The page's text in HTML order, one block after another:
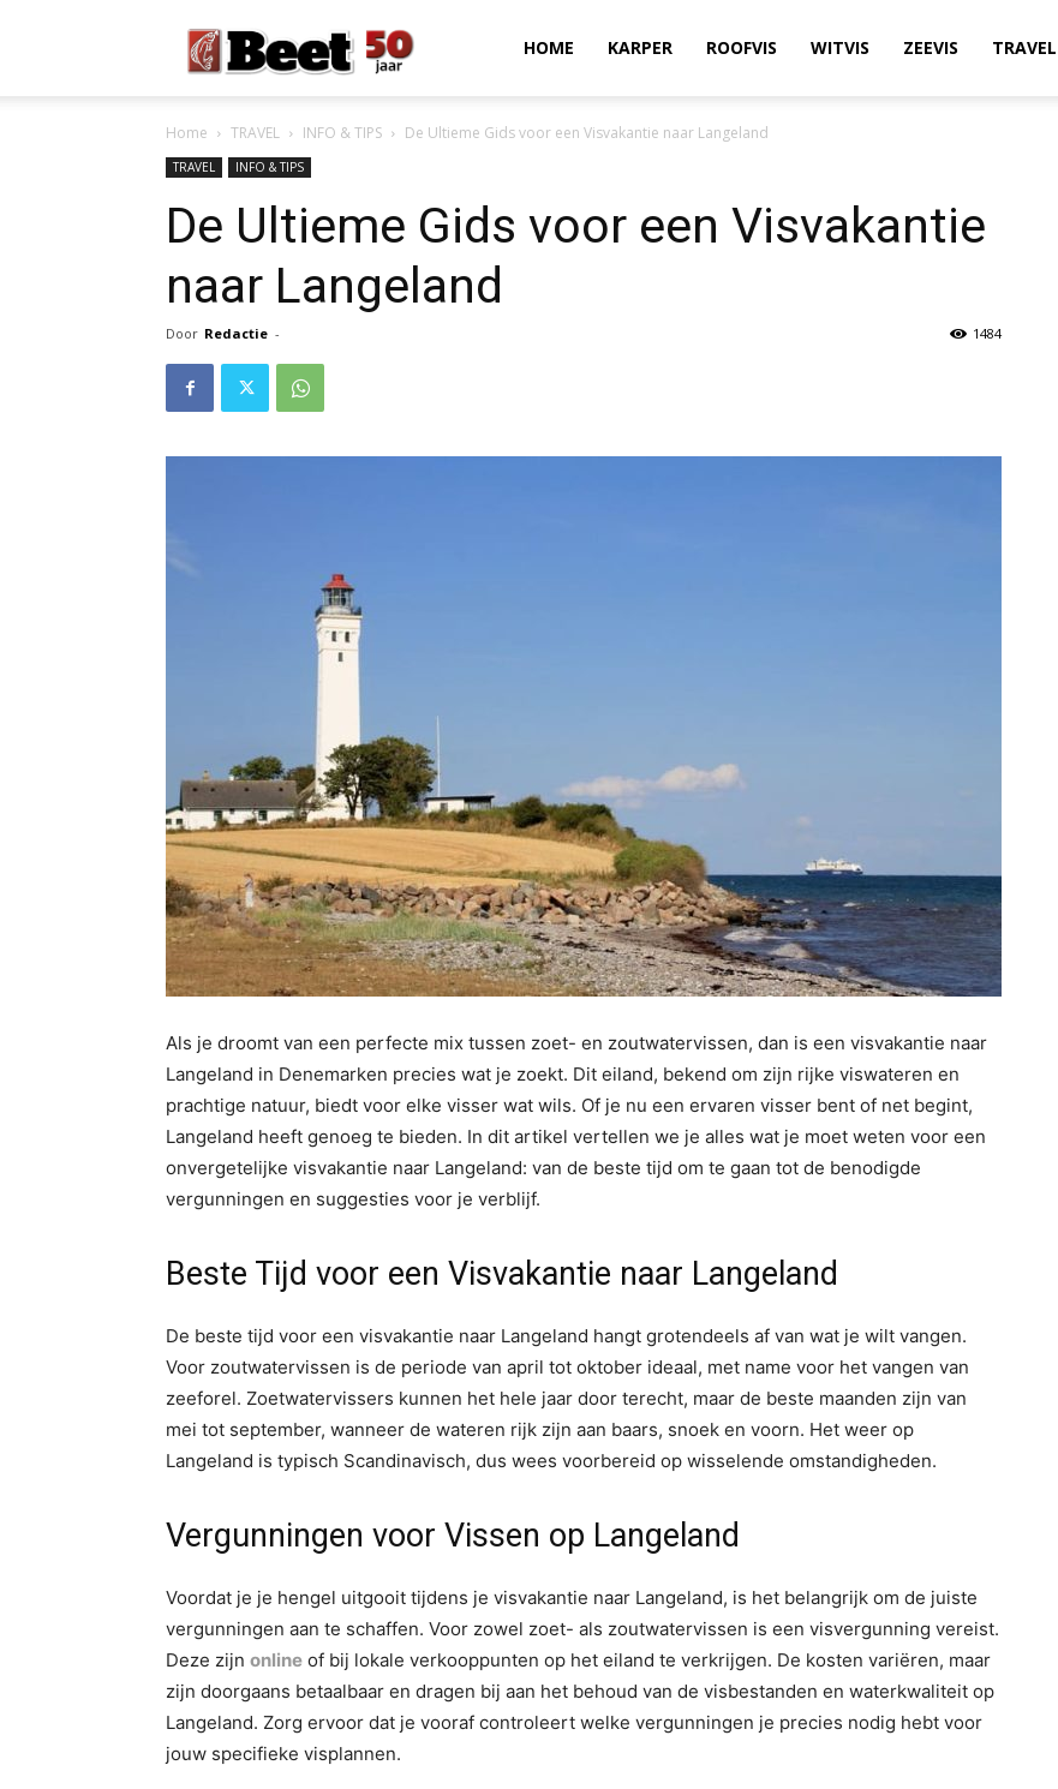
Magazine
HOME KARPER ROOFVIS WITVIS ZEEVIS TRAVEL
Home TRAVEL INFO & TIPS De Ultieme Gids voor een Visvakantie naar Langeland
TRAVEL INFO & TIPS
De Ultieme Gids voor een Visvakantie
naar Langeland
Door Redactie - 1484
Als je droomt van een perfecte mix tussen zoet- en zoutwatervissen, dan is een visvakantie naar
Langeland in Denemarken precies wat je zoekt. Dit eiland, bekend om zijn rijke viswateren en
prachtige natuur, biedt voor elke visser wat wils. Of je nu een ervaren visser bent of net begint,
Langeland heeft genoeg te bieden. In dit artikel vertellen we je alles wat je moet weten voor een
onvergetelijke visvakantie naar Langeland: van de beste tijd om te gaan tot de benodigde
vergunningen en suggesties voor je verblijf.
Beste Tijd voor een Visvakantie naar Langeland
De beste tijd voor een visvakantie naar Langeland hangt grotendeels af van wat je wilt vangen.
Voor zoutwatervissen is de periode van april tot oktober ideaal, met name voor het vangen van
zeeforel. Zoetwatervissers kunnen het hele jaar door terecht, maar de beste maanden zijn van
mei tot september, wanneer de wateren rijk zijn aan baars, snoek en voorn. Het weer op
Langeland is typisch Scandinavisch, dus wees voorbereid op wisselende omstandigheden.
Vergunningen voor Vissen op Langeland
Voordat je je hengel uitgooit tijdens je visvakantie naar Langeland, is het belangrijk om de juiste
vergunningen aan te schaffen. Voor zowel zoet- als zoutwatervissen is een visvergunning vereist.
Deze zijn online of bij lokale verkooppunten op het eiland te verkrijgen. De kosten variëren, maar
zijn doorgaans betaalbaar en dragen bij aan het behoud van de visbestanden en waterkwaliteit op
Langeland. Zorg ervoor dat je vooraf controleert welke vergunningen je precies nodig hebt voor
jouw specifieke visplannen.